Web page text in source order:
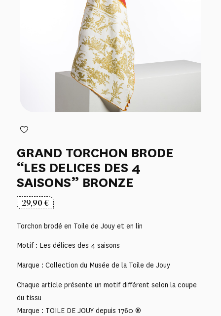
GRAND TORCHON BRODE
“LES DELICES DES 4
SAISONS” BRONZE
29,90€
Torchon brodé en Toile de Jouy et en lin
Motif : Les délices des 4 saisons
Marque : Collection du Musée de la Toile de Jouy
Chaque article présente un motif différent selon la coupe
du tissu
Marque : TOILE DE JOUY depuis 1760 ®